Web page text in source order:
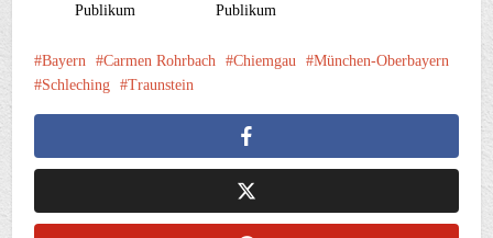
Publikum
Publikum
Bayern Carmen Rohrbach Chiemgau
München-Oberbayern
Schleching
Traunstein